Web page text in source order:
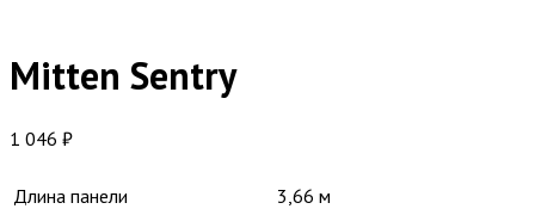
Mitten Sentry
1 046 ₽
Длина панели
3,66 м